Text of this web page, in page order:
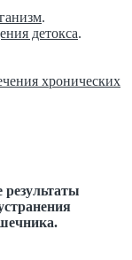
.
детокса.
хронических